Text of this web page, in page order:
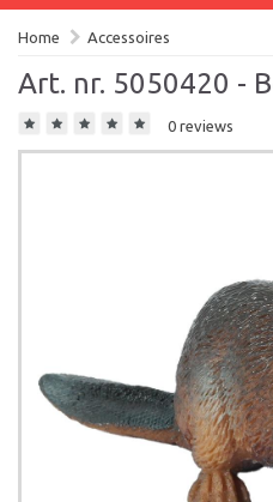
Home Accessoires
Art. nr. 5050420 -
0 reviews